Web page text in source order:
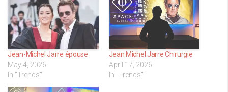
Jean-Michel Jarre épouse
May 4, 2026
In "Trends"
Jean Michel Jarre Chirurgie
April 17, 2026
In "Trends"